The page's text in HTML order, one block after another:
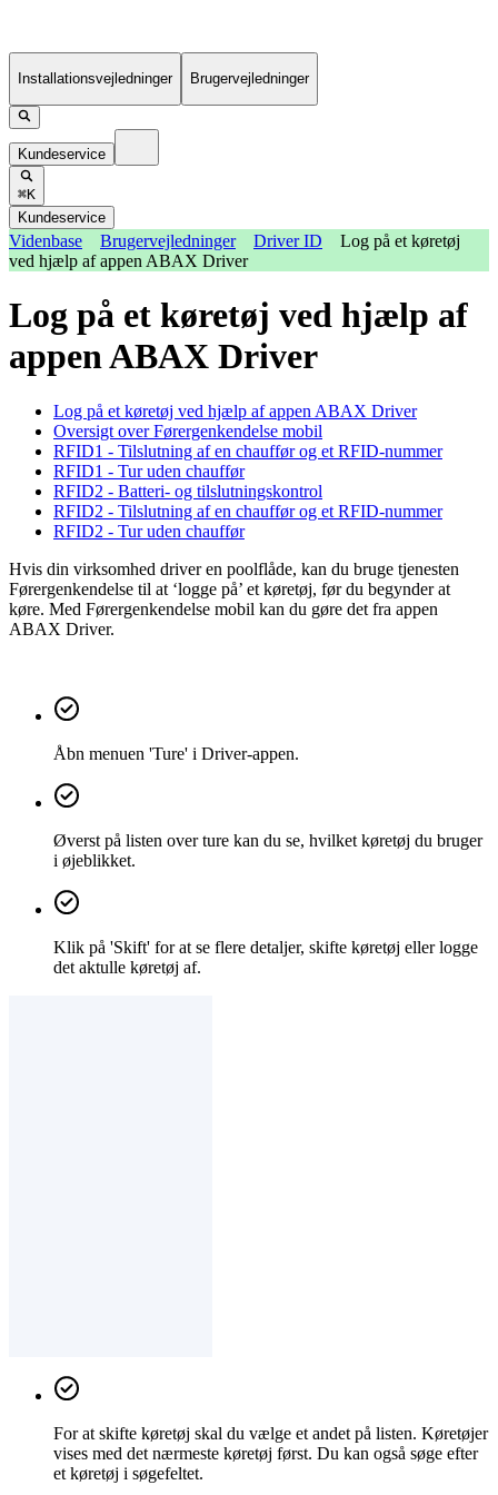
Installationsvejledninger Brugervejledninger
Kundeservice
⌘K
Kundeservice
Videnbase Brugervejledninger Driver ID
Log på et køretøj
ved hjælp af appen ABAX Driver
Log på et køretøj ved hjælp af
appen ABAX Driver
Log på et køretøj ved hjælp af appen ABAX Driver
Oversigt over Førergenkendelse mobil
RFID1 - Tilslutning af en chauffør og et RFID-nummer
RFID1 - Tur uden chauffør
RFID2 - Batteri- og tilslutningskontrol
RFID2 - Tilslutning af en chauffør og et RFID-nummer
RFID2 - Tur uden chauffør
Hvis din virksomhed driver en poolflåde, kan du bruge tjenesten
Førergenkendelse til at ‘logge på’ et køretøj, før du begynder at
køre. Med Førergenkendelse mobil kan du gøre det fra appen
ABAX Driver.
Åbn menuen 'Ture' i Driver-appen.
Øverst på listen over ture kan du se, hvilket køretøj du bruger
i øjeblikket.
Klik på 'Skift' for at se flere detaljer, skifte køretøj eller logge
det aktulle køretøj af.
For at skifte køretøj skal du vælge et andet på listen. Køretøjer
vises med det nærmeste køretøj først. Du kan også søge efter
et køretøj i søgefeltet.